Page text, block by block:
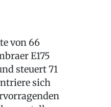
von 66
E175
steuert 71
sich